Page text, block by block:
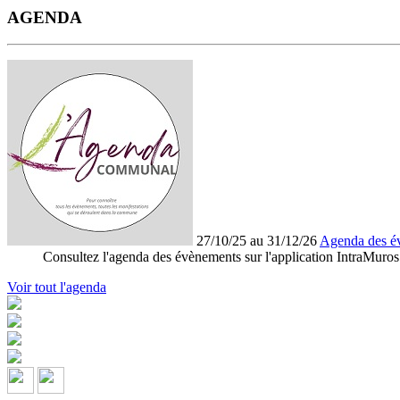
AGENDA
27/10/25 au 31/12/26 Agenda des
Consultez l'agenda des évènements sur l'application IntraMuros
Voir tout l'agenda